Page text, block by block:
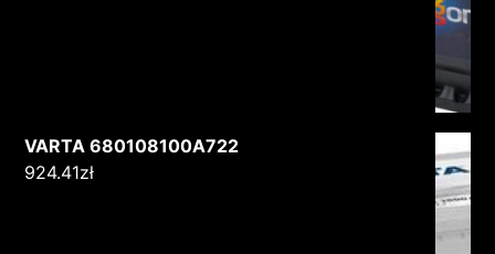
VARTA 680108100A722
924.41zł